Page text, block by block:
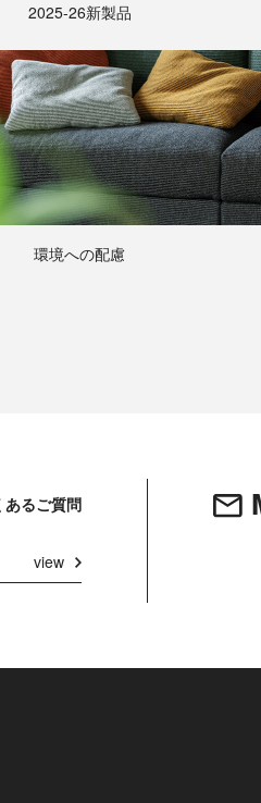
2025-26新製品
環境への配慮
あるご質問
view